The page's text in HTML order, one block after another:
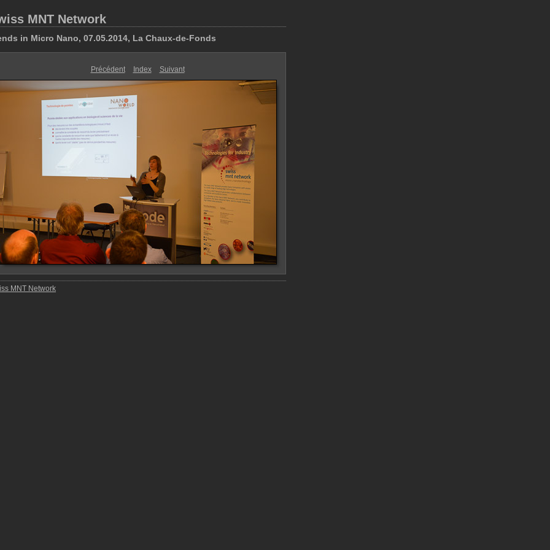
MNT Network
in Micro Nano, 07.05.2014, La Chaux-de-Fonds
Précédent Index Suivant
MNT Network